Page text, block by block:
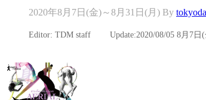
2020年8月7日(金)～8月31日(月) By
Editor: TDM staff Update:2020/08/05 8月7日(